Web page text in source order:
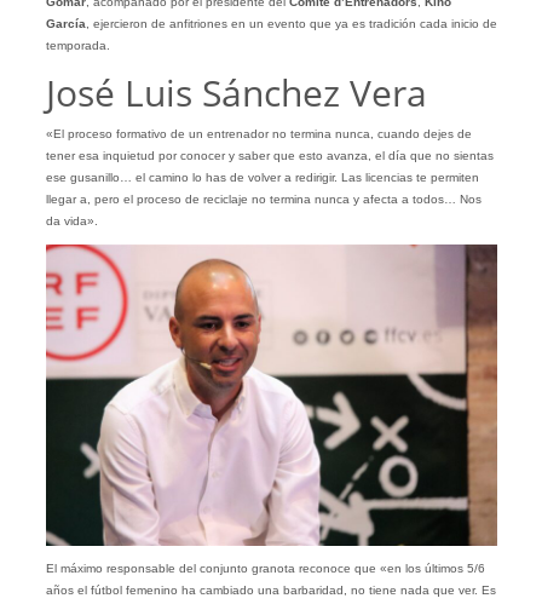
García, ejercieron de anfitriones en un evento que ya es tradición cada inicio de
temporada.
José Luis Sánchez Vera
«El proceso formativo de un entrenador no termina nunca, cuando dejes de
tener esa inquietud por conocer y saber que esto avanza, el día que no sientas
ese gusanillo… el camino lo has de volver a redirigir. Las licencias te permiten
llegar a, pero el proceso de reciclaje no termina nunca y afecta a todos… Nos
da vida».
El máximo responsable del conjunto granota reconoce que «en los últimos 5/6
años el fútbol femenino ha cambiado una barbaridad, no tiene nada que ver. Es